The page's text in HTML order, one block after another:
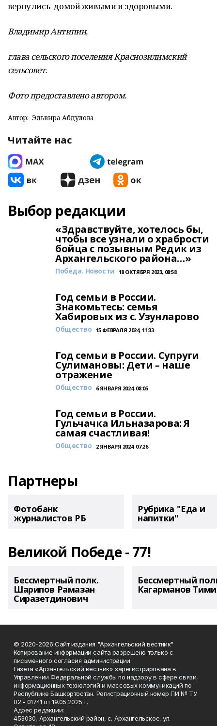
вернулись домой живыми и здоровыми.
Владимир Антипин,
глава сельского поселения Краснозилимский
сельсовет.
Фото предоставлено автором.
Автор: Эльвира Абдулова
Читайте нас
Выбор редакции
«Здравствуйте, хотелось бы,
чтобы все узнали о храбрости
бойца с позывным Редик из
Архангельского района…»
Победа. Новости 18 ОКТЯБРЯ 2023, 08:58
Год семьи в России.
Знакомьтесь: семья
Хабировых из с. Узунларово
Общество 15 ФЕВРАЛЯ 2024, 11:33
Год семьи в России. Супруги
Сулимановы: Дети – наше
отражение
Общество 6 ЯНВАРЯ 2024, 08:05
Год семьи в России.
Гульчачка Ильназарова: Я
самая счастливая!
Общество 2 ЯНВАРЯ 2024, 07:26
Партнеры
Фотобанк
журналистов РБ
Рубрика "Еда и
напитки"
Великой Победе - 77!
Бессмертный полк.
Шарипов Рамазан
Сиразетдинович
Бессмертный
Кагарманов
© 2020-2026 Сайт издания "Архангельский вестник"
Копирование информации сайта разрешено только с
письменного согласия администрации.
Газета «Архангельский вестник» зарегистрирована в
Управлении Федеральной службы по надзору в сфере связи,
информационных технологий и массовых коммуникаций по
Республике Башкортостан. Регистрационный номер ПИ № ТУ
02 - 01741 от 19.05.2025 г.
Адрес редакции:
453030, Архангельский район, с. Архангельское, ул.